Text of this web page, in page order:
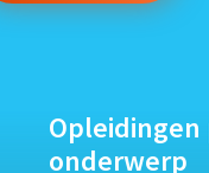
Opleidingen
onderwerp